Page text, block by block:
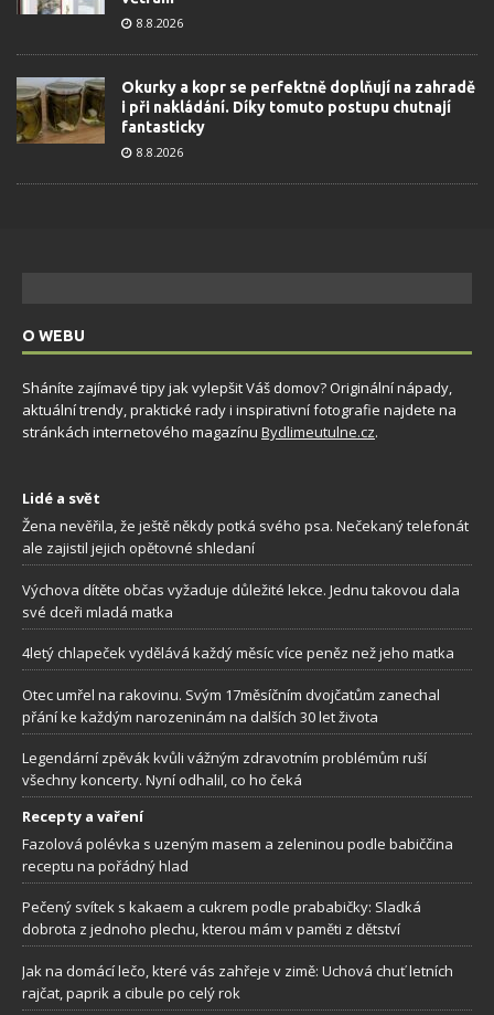
8.8.2026
Okurky a kopr se perfektně doplňují na zahradě
i při nakládání. Díky tomuto postupu chutnají
fantasticky
8.8.2026
O WEBU
Sháníte zajímavé tipy jak vylepšit Váš domov? Originální nápady,
aktuální trendy, praktické rady i inspirativní fotografie najdete na
stránkách internetového magazínu Bydlimeutulne.cz.
Lidé a svět
Žena nevěřila, že ještě někdy potká svého psa. Nečekaný telefonát
ale zajistil jejich opětovné shledaní
Výchova dítěte občas vyžaduje důležité lekce. Jednu takovou dala
své dceři mladá matka
4letý chlapeček vydělává každý měsíc více peněz než jeho matka
Otec umřel na rakovinu. Svým 17měsíčním dvojčatům zanechal
přání ke každým narozeninám na dalších 30 let života
Legendární zpěvák kvůli vážným zdravotním problémům ruší
všechny koncerty. Nyní odhalil, co ho čeká
Recepty a vaření
Fazolová polévka s uzeným masem a zeleninou podle babiččina
receptu na pořádný hlad
Pečený svítek s kakaem a cukrem podle prababičky: Sladká
dobrota z jednoho plechu, kterou mám v paměti z dětství
Jak na domácí lečo, které vás zahřeje v zimě: Uchová chuť letních
rajčat, paprik a cibule po celý rok